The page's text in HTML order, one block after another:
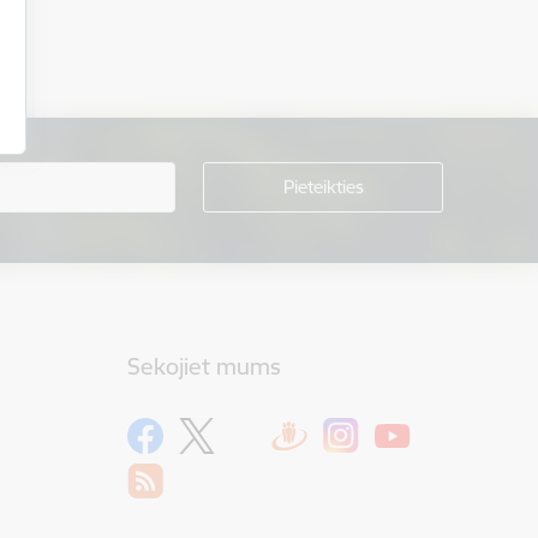
Sekojiet mums